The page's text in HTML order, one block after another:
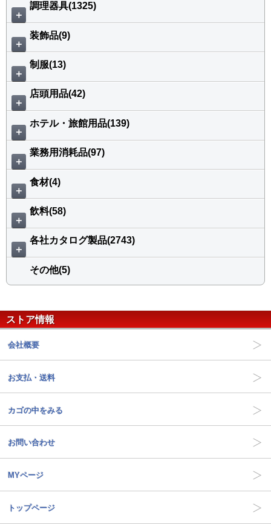
＋
調理器具(1325)
＋
装飾品(9)
＋
制服(13)
＋
店頭用品(42)
＋
ホテル・旅館用品(139)
＋
業務用消耗品(97)
＋
食材(4)
＋
飲料(58)
＋
各社カタログ製品(2743)
その他(5)
ストア情報
会社概要
お支払・送料
カゴの中をみる
お問い合わせ
MYページ
トップページ